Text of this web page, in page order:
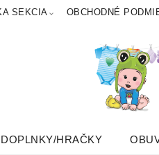
SEKCIA OBCHODNÉ
DOPLNKY/HRAČKY